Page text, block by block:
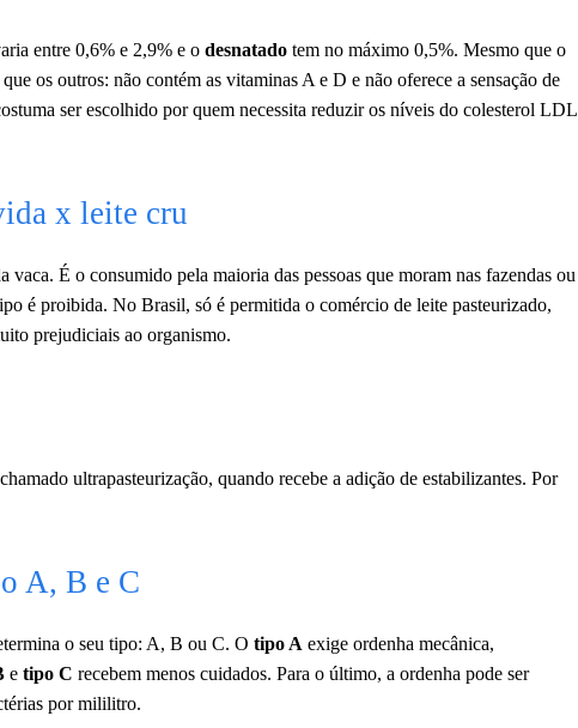
entre 0,6% e 2,9% e o desnatado tem no máximo 0,5%. Mesmo que o
os outros: não contém as vitaminas A e D e não oferece a sensação de
ser escolhido por quem necessita reduzir os níveis do colesterol LDL
x leite cru
vaca. É o consumido pela maioria das pessoas que moram nas fazendas ou
é proibida. No Brasil, só é permitida o comércio de leite pasteurizado,
prejudiciais ao organismo.
ultrapasteurização, quando recebe a adição de estabilizantes. Por
A, B e C
o seu tipo: A, B ou C. O tipo A exige ordenha mecânica,
e tipo C recebem menos cuidados. Para o último, a ordenha pode ser
por mililitro.